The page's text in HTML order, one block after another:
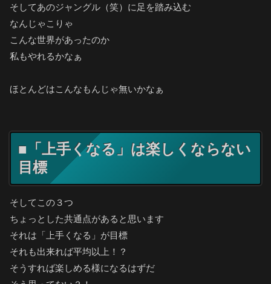
そしてあのジャングル（笑）に足を踏み込む
なんじゃこりゃ
こんな世界があったのか
私もやれるかなぁ
ほとんどはこんなもんじゃ無いかなぁ
■「上手くなる」は楽しくならない
目標
そしてこの３つ
ちょっとした共通点があると思います
それは「上手くなる」が目標
それも出来れば平均以上！？
そうすれば楽しめる様になるはずだ